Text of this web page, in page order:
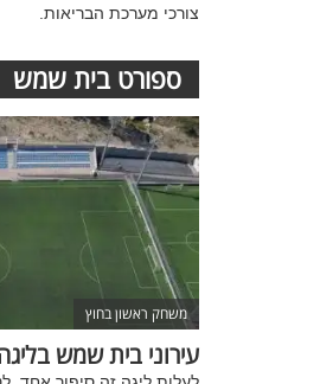
צורכי מערכת הבריאות.
ספורט בית שמש
משחק ראשון בחוץ
עירוני בית שמש